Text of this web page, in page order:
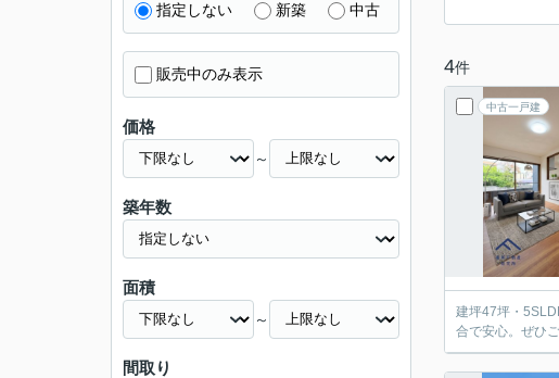
4件
中古一戸建
建坪47坪・
合で安心。ぜひ
指定しない 新築 中古
販売中のみ表示
価格
～
築年数
面積
～
間取り